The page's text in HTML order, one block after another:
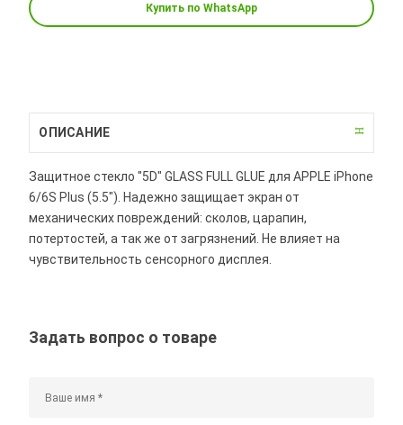
Купить по WhatsApp
ОПИСАНИЕ
Защитное стекло "5D" GLASS FULL GLUE для APPLE iPhone
6/6S Plus (5.5"). Надежно защищает экран от
механических повреждений: сколов, царапин,
потертостей, а так же от загрязнений. Не влияет на
чувствительность сенсорного дисплея.
Задать вопрос о товаре